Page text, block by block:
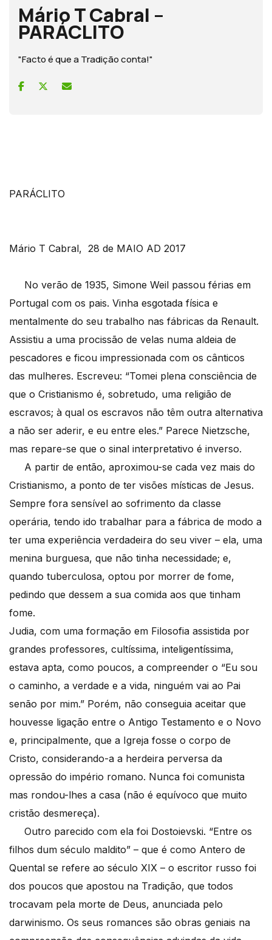
Mário T Cabral –
PARÁCLITO
"Facto é que a Tradição conta!"
PARÁCLITO
Mário T Cabral, 28 de MAIO AD 2017
No verão de 1935, Simone Weil passou férias em
Portugal com os pais. Vinha esgotada física e
mentalmente do seu trabalho nas fábricas da Renault.
Assistiu a uma procissão de velas numa aldeia de
pescadores e ficou impressionada com os cânticos
das mulheres. Escreveu: “Tomei plena consciência de
que o Cristianismo é, sobretudo, uma religião de
escravos; à qual os escravos não têm outra alternativa
a não ser aderir, e eu entre eles.” Parece Nietzsche,
mas repare-se que o sinal interpretativo é inverso.
A partir de então, aproximou-se cada vez mais do
Cristianismo, a ponto de ter visões místicas de Jesus.
Sempre fora sensível ao sofrimento da classe
operária, tendo ido trabalhar para a fábrica de modo a
ter uma experiência verdadeira do seu viver – ela, uma
menina burguesa, que não tinha necessidade; e,
quando tuberculosa, optou por morrer de fome,
pedindo que dessem a sua comida aos que tinham
fome.
Judia, com uma formação em Filosofia assistida por
grandes professores, cultíssima, inteligentíssima,
estava apta, como poucos, a compreender o “Eu sou
o caminho, a verdade e a vida, ninguém vai ao Pai
senão por mim.” Porém, não conseguia aceitar que
houvesse ligação entre o Antigo Testamento e o Novo
e, principalmente, que a Igreja fosse o corpo de
Cristo, considerando-a a herdeira perversa da
opressão do império romano. Nunca foi comunista
mas rondou-lhes a casa (não é equívoco que muito
cristão desmereça).
Outro parecido com ela foi Dostoievski. “Entre os
filhos dum século maldito” – que é como Antero de
Quental se refere ao século XIX – o escritor russo foi
dos poucos que apostou na Tradição, que todos
trocavam pela morte de Deus, anunciada pelo
darwinismo. Os seus romances são obras geniais na